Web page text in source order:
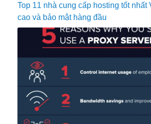
Top 11 nhà cung cấp hosting tốt nhất
cao và bảo mật hàng đầu